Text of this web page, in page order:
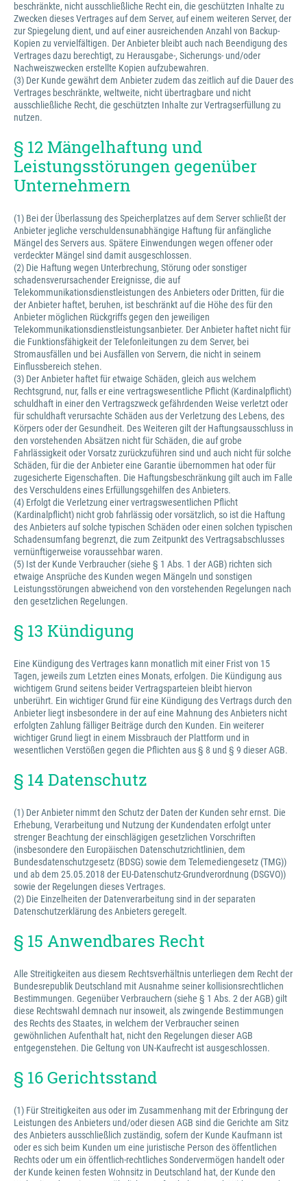
beschränkte, nicht ausschließliche Recht ein, die geschützten Inhalte zu
Zwecken dieses Vertrages auf dem Server, auf einem weiteren Server, der
zur Spiegelung dient, und auf einer ausreichenden Anzahl von Backup-
Kopien zu vervielfältigen. Der Anbieter bleibt auch nach Beendigung des
Vertrages dazu berechtigt, zu Herausgabe-, Sicherungs- und/oder
Nachweiszwecken erstellte Kopien aufzubewahren.
(3) Der Kunde gewährt dem Anbieter zudem das zeitlich auf die Dauer des
Vertrages beschränkte, weltweite, nicht übertragbare und nicht
ausschließliche Recht, die geschützten Inhalte zur Vertragserfüllung zu
nutzen.
§ 12 Mängelhaftung und
Leistungsstörungen gegenüber
Unternehmern
(1) Bei der Überlassung des Speicherplatzes auf dem Server schließt der
Anbieter jegliche verschuldensunabhängige Haftung für anfängliche
Mängel des Servers aus. Spätere Einwendungen wegen offener oder
verdeckter Mängel sind damit ausgeschlossen.
(2) Die Haftung wegen Unterbrechung, Störung oder sonstiger
schadensverursachender Ereignisse, die auf
Telekommunikationsdienstleistungen des Anbieters oder Dritten, für die
der Anbieter haftet, beruhen, ist beschränkt auf die Höhe des für den
Anbieter möglichen Rückgriffs gegen den jeweiligen
Telekommunikationsdienstleistungsanbieter. Der Anbieter haftet nicht für
die Funktionsfähigkeit der Telefonleitungen zu dem Server, bei
Stromausfällen und bei Ausfällen von Servern, die nicht in seinem
Einflussbereich stehen.
(3) Der Anbieter haftet für etwaige Schäden, gleich aus welchem
Rechtsgrund, nur, falls er eine vertragswesentliche Pflicht (Kardinalpflicht)
schuldhaft in einer den Vertragszweck gefährdenden Weise verletzt oder
für schuldhaft verursachte Schäden aus der Verletzung des Lebens, des
Körpers oder der Gesundheit. Des Weiteren gilt der Haftungsausschluss in
den vorstehenden Absätzen nicht für Schäden, die auf grobe
Fahrlässigkeit oder Vorsatz zurückzuführen sind und auch nicht für solche
Schäden, für die der Anbieter eine Garantie übernommen hat oder für
zugesicherte Eigenschaften. Die Haftungsbeschränkung gilt auch im Falle
des Verschuldens eines Erfüllungsgehilfen des Anbieters.
(4) Erfolgt die Verletzung einer vertragswesentlichen Pflicht
(Kardinalpflicht) nicht grob fahrlässig oder vorsätzlich, so ist die Haftung
des Anbieters auf solche typischen Schäden oder einen solchen typischen
Schadensumfang begrenzt, die zum Zeitpunkt des Vertragsabschlusses
vernünftigerweise voraussehbar waren.
(5) Ist der Kunde Verbraucher (siehe § 1 Abs. 1 der AGB) richten sich
etwaige Ansprüche des Kunden wegen Mängeln und sonstigen
Leistungsstörungen abweichend von den vorstehenden Regelungen nach
den gesetzlichen Regelungen.
§ 13 Kündigung
Eine Kündigung des Vertrages kann monatlich mit einer Frist von 15
Tagen, jeweils zum Letzten eines Monats, erfolgen. Die Kündigung aus
wichtigem Grund seitens beider Vertragsparteien bleibt hiervon
unberührt. Ein wichtiger Grund für eine Kündigung des Vertrags durch den
Anbieter liegt insbesondere in der auf eine Mahnung des Anbieters nicht
erfolgten Zahlung fälliger Beiträge durch den Kunden. Ein weiterer
wichtiger Grund liegt in einem Missbrauch der Plattform und in
wesentlichen Verstößen gegen die Pflichten aus § 8 und § 9 dieser AGB.
§ 14 Datenschutz
(1) Der Anbieter nimmt den Schutz der Daten der Kunden sehr ernst. Die
Erhebung, Verarbeitung und Nutzung der Kundendaten erfolgt unter
strenger Beachtung der einschlägigen gesetzlichen Vorschriften
(insbesondere den Europäischen Datenschutzrichtlinien, dem
Bundesdatenschutzgesetz (BDSG) sowie dem Telemediengesetz (TMG))
und ab dem 25.05.2018 der EU-Datenschutz-Grundverordnung (DSGVO))
sowie der Regelungen dieses Vertrages.
(2) Die Einzelheiten der Datenverarbeitung sind in der separaten
Datenschutzerklärung des Anbieters geregelt.
§ 15 Anwendbares Recht
Alle Streitigkeiten aus diesem Rechtsverhältnis unterliegen dem Recht der
Bundesrepublik Deutschland mit Ausnahme seiner kollisionsrechtlichen
Bestimmungen. Gegenüber Verbrauchern (siehe § 1 Abs. 2 der AGB) gilt
diese Rechtswahl demnach nur insoweit, als zwingende Bestimmungen
des Rechts des Staates, in welchem der Verbraucher seinen
gewöhnlichen Aufenthalt hat, nicht den Regelungen dieser AGB
entgegenstehen. Die Geltung von UN-Kaufrecht ist ausgeschlossen.
§ 16 Gerichtsstand
(1) Für Streitigkeiten aus oder im Zusammenhang mit der Erbringung der
Leistungen des Anbieters und/oder diesen AGB sind die Gerichte am Sitz
des Anbieters ausschließlich zuständig, sofern der Kunde Kaufmann ist
oder es sich beim Kunden um eine juristische Person des öffentlichen
Rechts oder um ein öffentlich-rechtliches Sondervermögen handelt oder
der Kunde keinen festen Wohnsitz in Deutschland hat, der Kunde den